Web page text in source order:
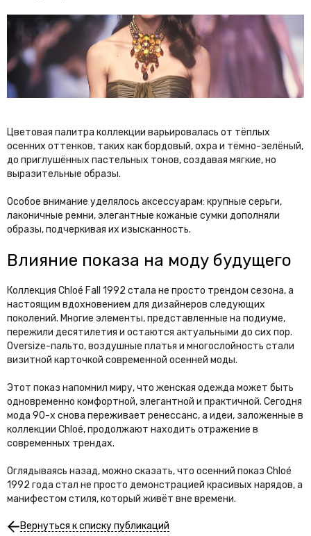
Цветовая палитра коллекции варьировалась от тёплых
осенних оттенков, таких как бордовый, охра и тёмно-зелёный,
до приглушённых пастельных тонов, создавая мягкие, но
выразительные образы.
Особое внимание уделялось аксессуарам: крупные серьги,
лаконичные ремни, элегантные кожаные сумки дополняли
образы, подчеркивая их изысканность.
Влияние показа на моду будущего
Коллекция Chloé Fall 1992 стала не просто трендом сезона, а
настоящим вдохновением для дизайнеров следующих
поколений. Многие элементы, представленные на подиуме,
пережили десятилетия и остаются актуальными до сих пор.
Oversize-пальто, воздушные платья и многослойность стали
визитной карточкой современной осенней моды.
Этот показ напомнил миру, что женская одежда может быть
одновременно комфортной, элегантной и практичной. Сегодня
мода 90-х снова переживает ренессанс, а идеи, заложенные в
коллекции Chloé, продолжают находить отражение в
современных трендах.
Оглядываясь назад, можно сказать, что осенний показ Chloé
1992 года стал не просто демонстрацией красивых нарядов, а
манифестом стиля, который живёт вне времени.
Вернуться к списку публикаций